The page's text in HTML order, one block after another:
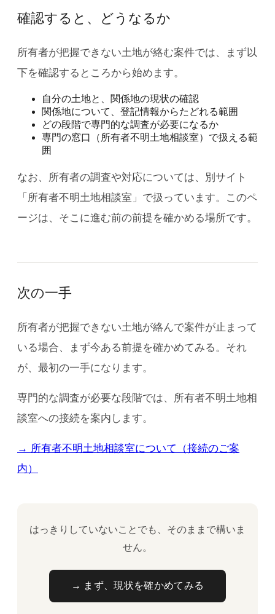
確認すると、どうなるか
所有者が把握できない土地が絡む案件では、まず以
下を確認するところから始めます。
自分の土地と、関係地の現状の確認
関係地について、登記情報からたどれる範囲
どの段階で専門的な調査が必要になるか
専門の窓口（所有者不明土地相談室）で扱える範
囲
なお、所有者の調査や対応については、別サイト
「所有者不明土地相談室」で扱っています。このペ
ージは、そこに進む前の前提を確かめる場所です。
次の一手
所有者が把握できない土地が絡んで案件が止まって
いる場合、まず今ある前提を確かめてみる。それ
が、最初の一手になります。
専門的な調査が必要な段階では、所有者不明土地相
談室への接続を案内します。
→ 所有者不明土地相談室について（接続のご案
内）
はっきりしていないことでも、そのままで構いま
せん。
→ まず、現状を確かめてみる